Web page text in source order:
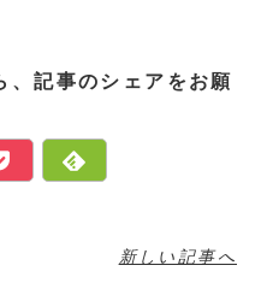
、記事のシェアをお願
新しい記事へ